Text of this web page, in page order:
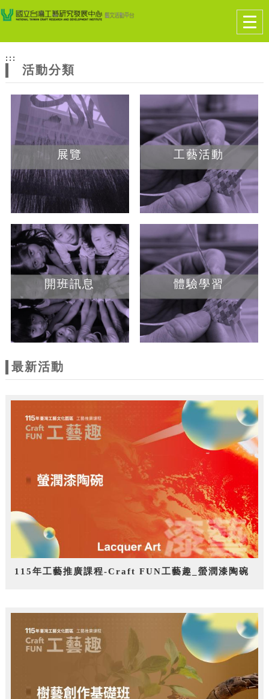
網
站
主
題
跳到主要內容
網站導覽
:::
活動分類
展覽 工藝活動
開班訊息 體驗學習
最新活動
115年工藝推廣課程-Craft FUN工藝趣_螢潤漆陶碗